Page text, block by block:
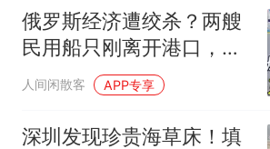
俄罗斯经济遭绞杀？两艘
民用船只刚离开港口，乌
克兰无人机就来了
人间闲散客 APP专享
深圳发现珍贵海草床！填